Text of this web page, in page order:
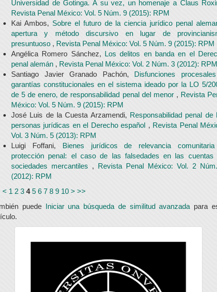
Universidad de Gotinga. A su vez, un homenaje a Claus
Revista Penal México: Vol. 5 Núm. 9 (2015): RPM
Kai Ambos, Sobre el futuro de la ciencia jurídico penal
apertura y método discursivo en lugar de
presuntuoso , Revista Penal México: Vol. 5 Núm. 9 (2015): RPM
Angélica Romero Sánchez, Los delitos en banda en el
penal alemán , Revista Penal México: Vol. 2 Núm. 3 (2012): RPM
Santiago Javier Granado Pachón, Disfunciones
garantías constitucionales en el sistema ideado por la LO 5/
de 5 de enero, de responsabilidad penal del menor , Revista
México: Vol. 5 Núm. 9 (2015): RPM
José Luis de la Cuesta Arzamendi, Responsabilidad penal de
personas jurídicas en el Derecho español , Revista Penal
Vol. 3 Núm. 5 (2013): RPM
Luigi Foffani, Bienes jurídicos de relevancia
protección penal: el caso de las falsedades en las cuentas
sociedades mercantiles , Revista Penal México: Vol. 2
(2012): RPM
< 1 2 3 4 5 6 7 8 9 10 > >>
puede Iniciar una búsqueda de similitud avanzada para
universidad